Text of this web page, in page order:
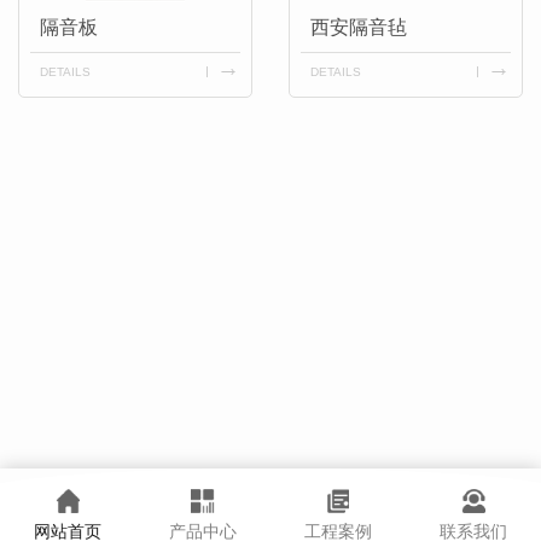
隔音板
DETAILS
西安隔音毡
DETAILS
网站首页 产品中心 工程案例 联系我们